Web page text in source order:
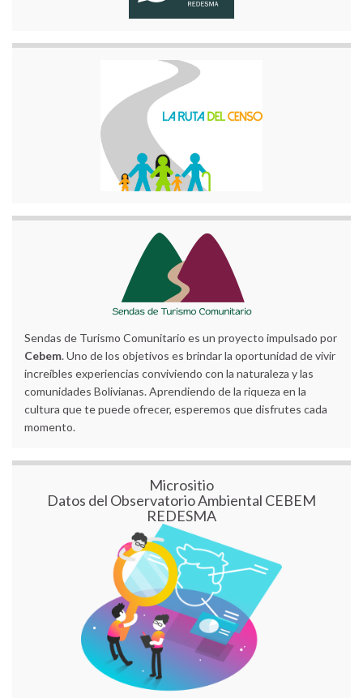
Sendas de Turismo Comunitario es un proyecto impulsado por
Cebem. Uno de los objetivos es brindar la oportunidad de vivir
increíbles experiencias conviviendo con la naturaleza y las
comunidades Bolivianas. Aprendiendo de la riqueza en la
cultura que te puede ofrecer, esperemos que disfrutes cada
momento.
Micrositio
Datos del Observatorio Ambiental CEBEM
REDESMA